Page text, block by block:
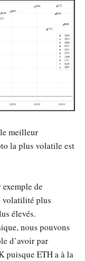
meilleur
la plus volatile est
de
volatilité plus
élevés.
nous pouvons
d’avoir par
puisque ETH a à la